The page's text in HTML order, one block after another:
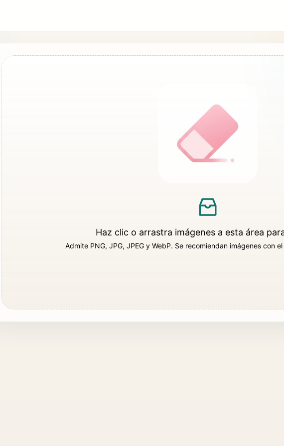
Haz clic o arrastra imágenes a esta área
Admite PNG, JPG, JPEG y WebP. Se recomiendan imágenes con